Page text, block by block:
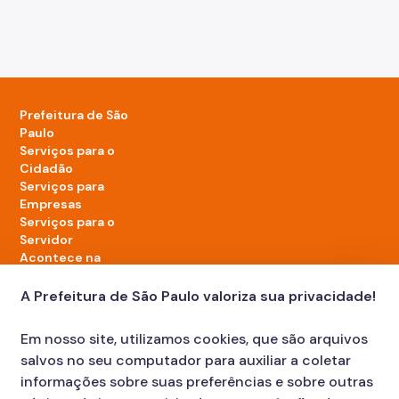
Prefeitura de São
Paulo
Serviços para o
Cidadão
Serviços para
Empresas
Serviços para o
Servidor
Acontece na
LinkedIn da Prefeitura de São Paulo
TikTok da Prefeitura de São Paulo
YouTube da Prefeitura de São Paulo
X da Prefeitura de São Paulo
Instagram da Prefeitura de São Paulo
Facebook da Prefeitura de São Paulo
Diário Oficial
A Prefeitura de São Paulo valoriza sua privacidade!
Em nosso site, utilizamos cookies, que são arquivos
salvos no seu computador para auxiliar a coletar
informações sobre suas preferências e sobre outras